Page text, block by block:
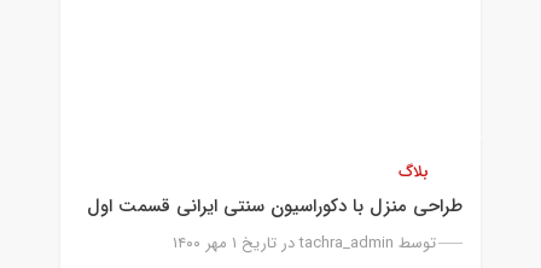
بلاگ
طراحی منزل با دکوراسیون سنتی ایرانی قسمت اول
توسط tachra_adminدر تاریخ ۱ مهر ۱۴۰۰